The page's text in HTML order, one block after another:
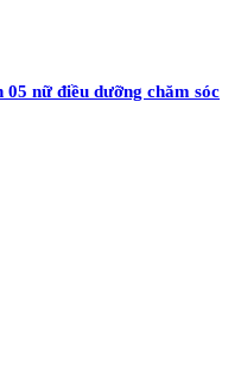
nữ điều dưỡng chăm sóc